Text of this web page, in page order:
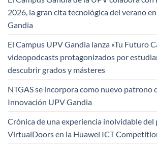
2026, la gran cita tecnológica del verano
Gandia
El Campus UPV Gandia lanza «Tu Futuro
videopodcasts protagonizados por
descubrir grados y másteres
NTGAS se incorpora como nuevo patrono
Innovación UPV Gandia
Crónica de una experiencia inolvidable del
VirtualDoors en la Huawei ICT